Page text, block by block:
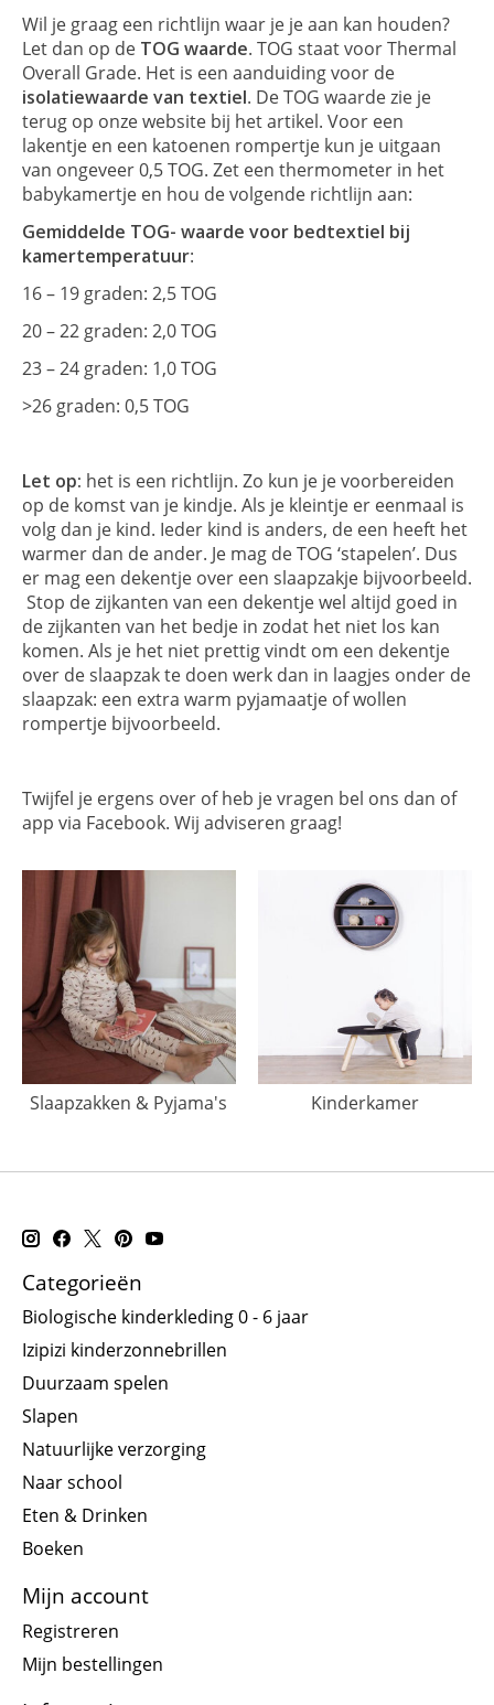
Wil je graag een richtlijn waar je je aan kan houden?
Let dan op de TOG waarde. TOG staat voor Thermal
Overall Grade. Het is een aanduiding voor de
isolatiewaarde van textiel. De TOG waarde zie je
terug op onze website bij het artikel. Voor een
lakentje en een katoenen rompertje kun je uitgaan
van ongeveer 0,5 TOG. Zet een thermometer in het
babykamertje en hou de volgende richtlijn aan:
Gemiddelde TOG- waarde voor bedtextiel bij
kamertemperatuur:
16 – 19 graden: 2,5 TOG
20 – 22 graden: 2,0 TOG
23 – 24 graden: 1,0 TOG
>26 graden: 0,5 TOG
Let op: het is een richtlijn. Zo kun je je voorbereiden
op de komst van je kindje. Als je kleintje er eenmaal is
volg dan je kind. Ieder kind is anders, de een heeft het
warmer dan de ander. Je mag de TOG ‘stapelen’. Dus
er mag een dekentje over een slaapzakje bijvoorbeeld.
Stop de zijkanten van een dekentje wel altijd goed in
de zijkanten van het bedje in zodat het niet los kan
komen. Als je het niet prettig vindt om een dekentje
over de slaapzak te doen werk dan in laagjes onder de
slaapzak: een extra warm pyjamaatje of wollen
rompertje bijvoorbeeld.
Twijfel je ergens over of heb je vragen bel ons dan of
app via Facebook. Wij adviseren graag!
Slaapzakken & Pyjama's Kinderkamer
Categorieën
Biologische kinderkleding 0 - 6 jaar
Izipizi kinderzonnebrillen
Duurzaam spelen
Slapen
Natuurlijke verzorging
Naar school
Eten & Drinken
Boeken
Mijn account
Registreren
Mijn bestellingen